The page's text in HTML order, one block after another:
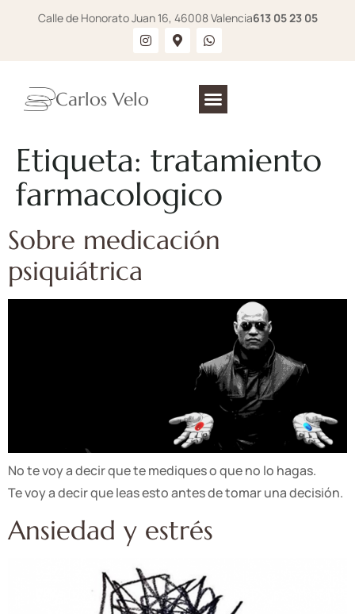
Calle de Honorato Juan 16, 46008 Valencia613 05 23 05
Carlos Velo
Etiqueta: tratamiento
farmacologico
Sobre medicación
psiquiátrica
No te voy a decir que te mediques o que no lo hagas.
Te voy a decir que leas esto antes de tomar una decisión.
Ansiedad y estrés